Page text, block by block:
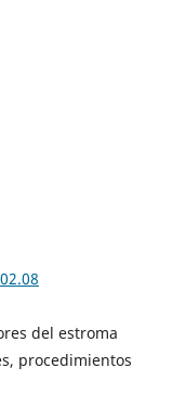
del estroma
procedimientos